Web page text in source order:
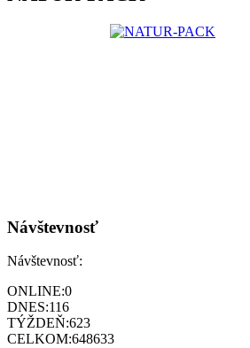
Návštevnosť
Návštevnosť:
ONLINE:0
DNES:116
TÝŽDEŇ:623
CELKOM:648633